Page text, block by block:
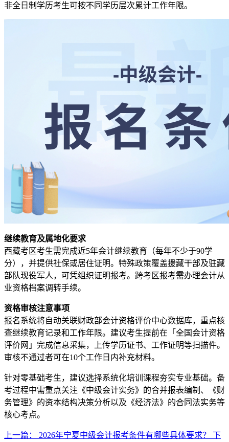
非全日制学历考生可按不同学历层次累计工作年限。
继续教育及属地化要求
西藏考区考生需完成近5年会计继续教育（每年不少于90学
分），并提供社保或居住证明。特殊政策覆盖援藏干部及驻藏
部队现役军人，可凭组织证明报考。跨考区报考需办理会计从
业资格档案调转手续。
资格审核注意事项
报名系统将自动关联财政部会计资格评价中心数据库，重点核
查继续教育记录和工作年限。建议考生提前在「全国会计资格
评价网」完成信息采集，上传学历证书、工作证明等扫描件。
审核不通过者可在10个工作日内补充材料。
针对零基础考生，建议选择系统化培训课程夯实专业基础。备
考过程中需重点关注《中级会计实务》的合并报表编制、《财
务管理》的资本结构决策分析以及《经济法》的合同法实务等
核心考点。
上一篇： 2026年宁夏中级会计报考条件有哪些具体要求？ 下